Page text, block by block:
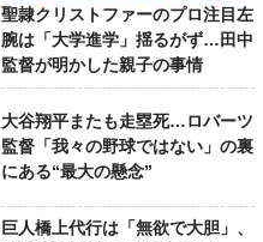
聖隷クリストファーのプロ注目左
腕は「大学進学」揺るがず…田中
監督が明かした親子の事情
大谷翔平またも走塁死…ロバーツ
監督「我々の野球ではない」の裏
にある“最大の懸念”
巨人橋上代行は「無欲で大胆」、